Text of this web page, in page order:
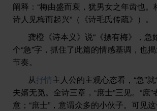
阐释：“梅由盛而衰，犹男女之年齿也
诗人见梅而起兴”（《诗毛氏传疏》）。
龚橙《诗本义》说“《摽有梅》，急
个“急”字，抓住了此篇的情感基调，也
节奏。
从抒情主人公的主观心态看，“急”
夫婿无觅。全诗三章，“庶士”三见。“庶”
意；“庶士”，意谓众多的小伙子。可见